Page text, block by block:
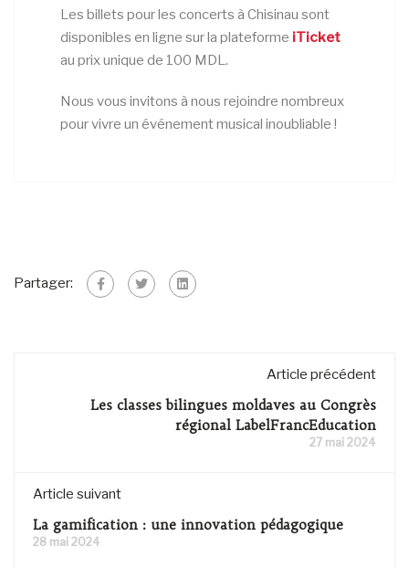
Les billets pour les concerts à Chisinau sont
disponibles en ligne sur la plateforme iTicket
au prix unique de 100 MDL.
Nous vous invitons à nous rejoindre nombreux
pour vivre un événement musical inoubliable !
Partager:
Article précédent
Les classes bilingues moldaves au Congrès
régional LabelFrancEducation
27 mai 2024
Article suivant
La gamification : une innovation pédagogique
28 mai 2024